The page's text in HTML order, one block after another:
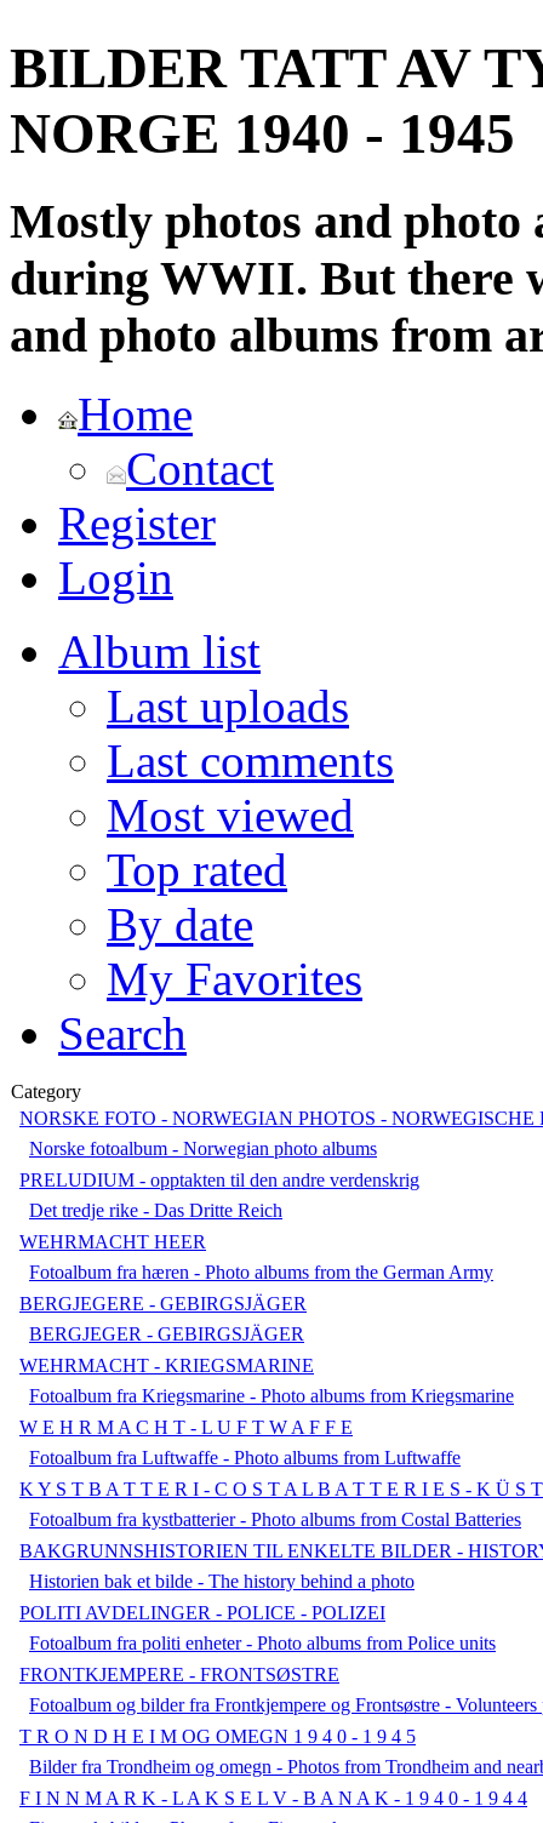
BILDER TATT AV
NORGE 1940 - 1945
Mostly photos and
during WWII. But there
and photo albums from
Home
Contact
Register
Login
Album list
Last uploads
Last comments
Most viewed
Top rated
By date
My Favorites
Search
Category
NORSKE FOTO - NORWEGIAN PHOTOS - NORWEGISCHE
Norske fotoalbum - Norwegian photo albums
PRELUDIUM - opptakten til den andre verdenskrig
Det tredje rike - Das Dritte Reich
WEHRMACHT HEER
Fotoalbum fra hæren - Photo albums from the German Army
BERGJEGERE - GEBIRGSJÄGER
BERGJEGER - GEBIRGSJÄGER
WEHRMACHT - KRIEGSMARINE
Fotoalbum fra Kriegsmarine - Photo albums from Kriegsmarine
W E H R M A C H T - L U F T W A F F E
Fotoalbum fra Luftwaffe - Photo albums from Luftwaffe
K Y S T B A T T E R I - C O S T A L B A T T E R I E S - K Ü S
Fotoalbum fra kystbatterier - Photo albums from Costal Batteries
BAKGRUNNSHISTORIEN TIL ENKELTE BILDER -
Historien bak et bilde - The history behind a photo
POLITI AVDELINGER - POLICE - POLIZEI
Fotoalbum fra politi enheter - Photo albums from Police units
FRONTKJEMPERE - FRONTSØSTRE
Fotoalbum og bilder fra Frontkjempere og Frontsøstre -
T R O N D H E I M OG OMEGN 1 9 4 0 - 1 9 4 5
Bilder fra Trondheim og omegn - Photos from Trondheim and
F I N N M A R K - L A K S E L V - B A N A K - 1 9 4 0 - 1 9 4 4